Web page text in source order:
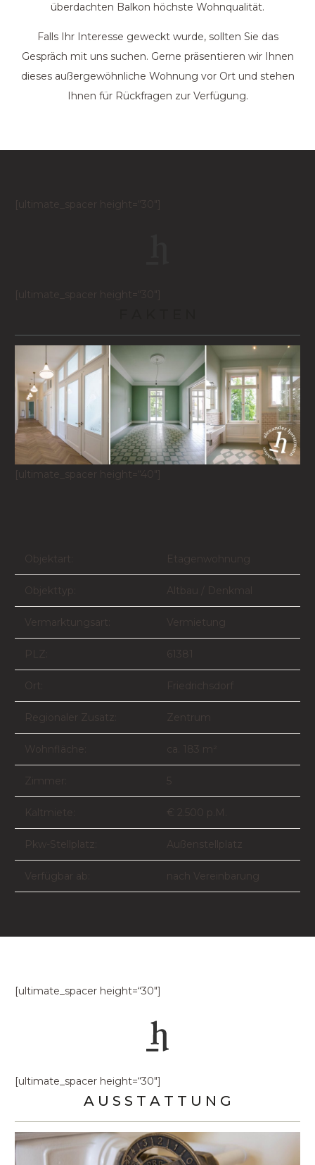
überdachten Balkon höchste Wohnqualität.
Falls Ihr Interesse geweckt wurde, sollten Sie das
Gespräch mit uns suchen. Gerne präsentieren wir Ihnen
dieses außergewöhnliche Wohnung vor Ort und stehen
Ihnen für Rückfragen zur Verfügung.
[ultimate_spacer height=“30″]
[ultimate_spacer height=“30″]
[ultimate_spacer height=“40″]
Objektart: Etagenwohnung
Objekttyp: Altbau / Denkmal
Vermarktungsart: Vermietung
PLZ: 61381
Ort: Friedrichsdorf
Regionaler Zusatz: Zentrum
Wohnfläche: ca. 183 m²
Zimmer: 5
Kaltmiete: € 2.500 p.M.
Pkw-Stellplatz: Außenstellplatz
Verfügbar ab: nach Vereinbarung
[ultimate_spacer height=“30″]
[ultimate_spacer height=“30″]
A U S S T A T T U N G